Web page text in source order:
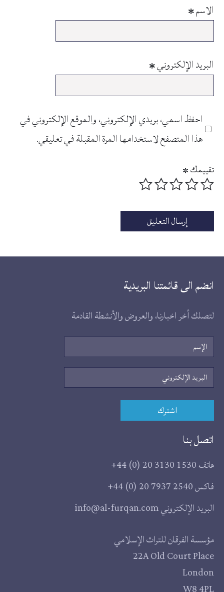
الاسم*
البريد الإلكتروني*
احفظ اسمي، بريدي الإلكتروني، والموقع الإلكتروني في
هذا المتصفح لاستخدامها المرة المقبلة في تعليقي.
تقييمك*
انضم الى قائمتنا البريدية
لتصلك أخر اخبارنا، والعروض والأنشطة القادمة
الإسم
البريد
الإلكتروني
اشترك
اتصل بنا
هاتف+44 (0) 20 3130 1530
فاكس+44 (0) 20 7937 2540
البريد الإلكترونيinfo@al-furqan.com
مقر
المؤسسة
مؤسسة الفرقان للتراث الإسلامي
22A Old Court Place
London